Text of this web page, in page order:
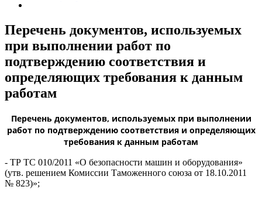
Перечень документов, используемых
при выполнении работ по
подтверждению соответствия и
определяющих требования к данным
работам
Перечень документов, используемых при выполнении
работ по подтверждению соответствия и определяющих
требования к данным работам
- ТР ТС 010/2011 «О безопасности машин и оборудования»
(утв. решением Комиссии Таможенного союза от 18.10.2011
№ 823)»;